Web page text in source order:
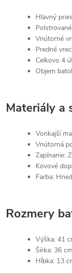
Hlavný
Vnútorné
Predné
Celkovo 4
Objem
Materiály a
Vonkajší
Vnútorná
Zapínanie:
Kovové
Farba:
Rozmery
Výška: 41
Šírka: 36
Hĺbka: 13